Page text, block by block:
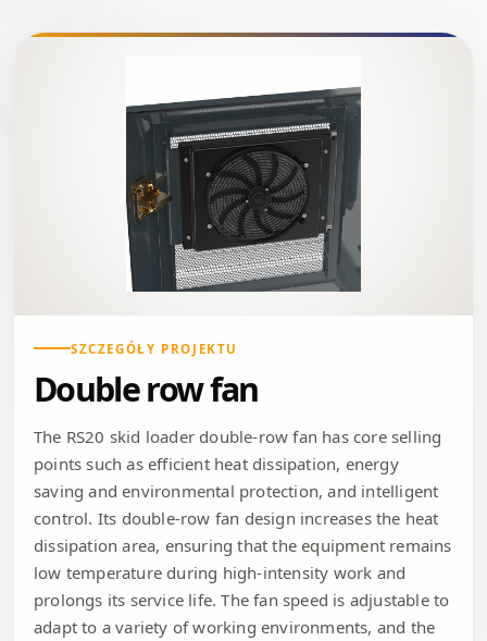
SZCZEGÓŁY PROJEKTU
Double row fan
The RS20 skid loader double-row fan has core selling
points such as efficient heat dissipation, energy
saving and environmental protection, and intelligent
control. Its double-row fan design increases the heat
dissipation area, ensuring that the equipment remains
low temperature during high-intensity work and
prolongs its service life. The fan speed is adjustable to
adapt to a variety of working environments, and the